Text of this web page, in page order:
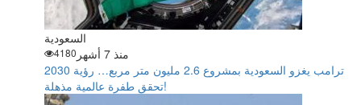
السعودية
منذ 7 أشهر
4180
ترامب يغزو السعودية بمشروع 2.6 مليون متر مربع… رؤية 2030
تحقق طفرة عالمية مذهلة!